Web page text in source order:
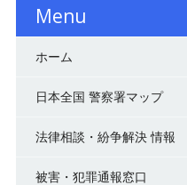
Menu
ホーム
日本全国 警察署マップ
法律相談・紛争解決 情報
被害・犯罪通報窓口